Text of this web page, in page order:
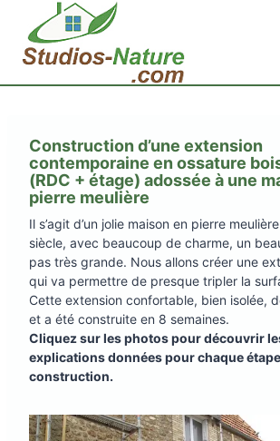
contenu
Construction d’une extension
contemporaine en ossature
(RDC + étage) adossée à une
pierre meulière
Il s’agit d’un jolie maison en pierre
siècle, avec beaucoup de charme, un
pas très grande. Nous allons créer une
qui va permettre de presque tripler la
Cette extension confortable, bien isolée,
et a été construite en 8 semaines.
Cliquez sur les photos pour découvrir
explications données pour chaque
construction.